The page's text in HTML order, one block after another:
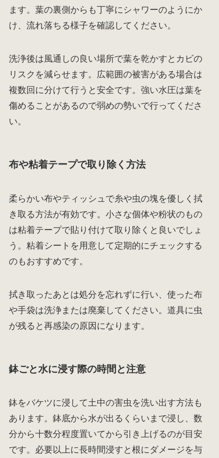
ます。葉の裏側からも丁寧にシャワーのようにか
け、流れ落ちる様子を確認してください。
洗浄後は風通しの良い場所で葉を乾かすとカビの
リスクを減らせます。広範囲の被害がある場合は
複数回に分けて行うと安全です。強い水圧は葉を
傷めることがあるので弱めの勢いで行ってくださ
い。
布や粘着テープで取り除く方法
柔らかい布やティッシュで糸や虫の塊を優しく拭
き取る方法が有効です。小さな個体や粉状のもの
は粘着テープで貼り付けて取り除くと良いでしょ
う。粘着シートを用意して定期的にチェックする
のもおすすめです。
拭き取ったあとは処分を忘れずに行い、使った布
や手袋は洗浄または廃棄してください。道具に虫
が残ると再感染の原因になります。
鉢ごと水に浸す際の時間と注意
鉢をバケツに浸して土中の害虫を洗い出す方法も
あります。鉢底から水が出るくらいまで浸し、数
分から十数分程度置いてから引き上げるのが目安
です。必要以上に長時間浸すと根にダメージを与